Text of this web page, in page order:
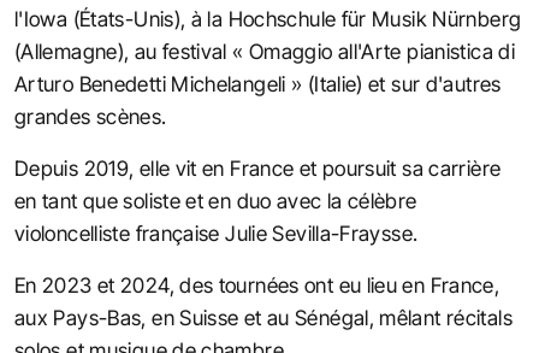
l'Iowa (États-Unis), à la Hochschule für Musik Nürnberg
(Allemagne), au festival « Omaggio all'Arte pianistica di
Arturo Benedetti Michelangeli » (Italie) et sur d'autres
grandes scènes.
Depuis 2019, elle vit en France et poursuit sa carrière
en tant que soliste et en duo avec la célèbre
violoncelliste française Julie Sevilla-Fraysse.
En 2023 et 2024, des tournées ont eu lieu en France,
aux Pays-Bas, en Suisse et au Sénégal, mêlant récitals